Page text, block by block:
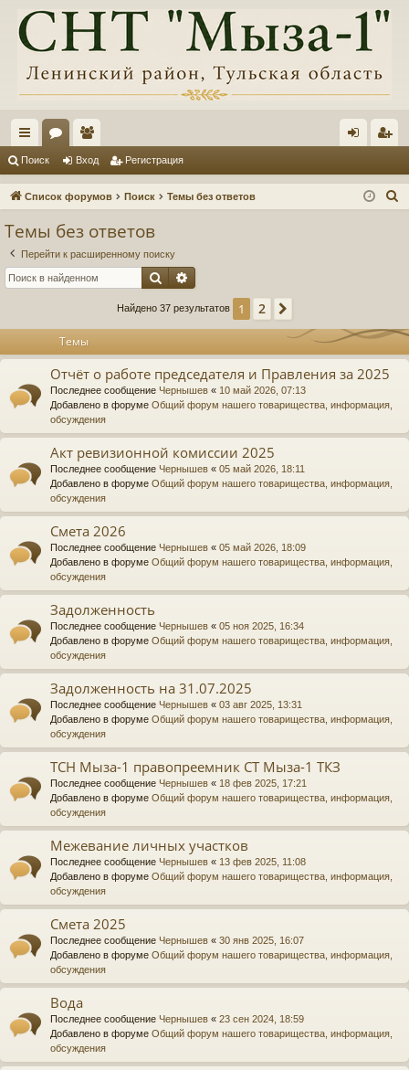
с
ы ум
ол
ьз
ел
д ис
Поиск Вход Регистрация
Список форумов Поиск Темы без ответов
Темы без ответов
Перейти к расширенному поиску
Поиск
Найдено 37 результатов 1 2
Темы
Отчёт о работе председателя и Правления за 2025
Последнее сообщение Чернышев « 10 май 2026, 07:13
Добавлено в форуме Общий форум нашего товарищества, информация,
обсуждения
Акт ревизионной комиссии 2025
Последнее сообщение Чернышев « 05 май 2026, 18:11
Добавлено в форуме Общий форум нашего товарищества, информация,
обсуждения
Смета 2026
Последнее сообщение Чернышев « 05 май 2026, 18:09
Добавлено в форуме Общий форум нашего товарищества, информация,
обсуждения
Задолженность
Последнее сообщение Чернышев « 05 ноя 2025, 16:34
Добавлено в форуме Общий форум нашего товарищества, информация,
обсуждения
Задолженность на 31.07.2025
Последнее сообщение Чернышев « 03 авг 2025, 13:31
Добавлено в форуме Общий форум нашего товарищества, информация,
обсуждения
ТСН Мыза-1 правопреемник СТ Мыза-1 ТКЗ
Последнее сообщение Чернышев « 18 фев 2025, 17:21
Добавлено в форуме Общий форум нашего товарищества, информация,
обсуждения
Межевание личных участков
Последнее сообщение Чернышев « 13 фев 2025, 11:08
Добавлено в форуме Общий форум нашего товарищества, информация,
обсуждения
Смета 2025
Последнее сообщение Чернышев « 30 янв 2025, 16:07
Добавлено в форуме Общий форум нашего товарищества, информация,
обсуждения
Вода
Последнее сообщение Чернышев « 23 сен 2024, 18:59
Добавлено в форуме Общий форум нашего товарищества, информация,
обсуждения